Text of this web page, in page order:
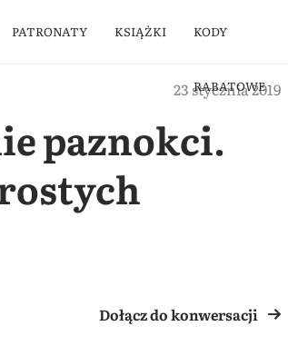
PATRONATY KSIĄŻKI KODY
RABATOWE
23 stycznia 2019
paznokci.
Dołącz do konwersacji